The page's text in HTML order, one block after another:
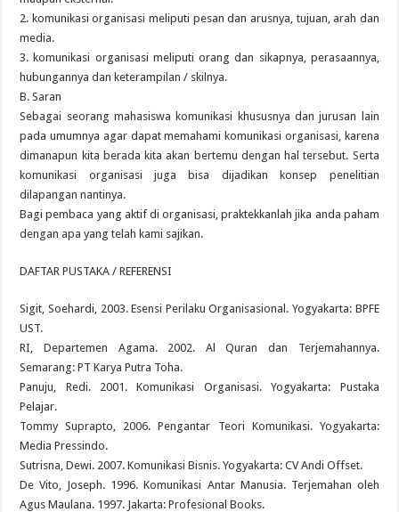
2. komunikasi organisasi meliputi pesan dan arusnya, tujuan, arah dan
media.
3. komunikasi organisasi meliputi orang dan sikapnya, perasaannya,
hubungannya dan keterampilan / skilnya.
B. Saran
Sebagai seorang mahasiswa komunikasi khususnya dan jurusan lain
pada umumnya agar dapat memahami komunikasi organisasi, karena
dimanapun kita berada kita akan bertemu dengan hal tersebut. Serta
komunikasi organisasi juga bisa dijadikan konsep penelitian
dilapangan nantinya.
Bagi pembaca yang aktif di organisasi, praktekkanlah jika anda paham
dengan apa yang telah kami sajikan.
DAFTAR PUSTAKA / REFERENSI
Sigit, Soehardi, 2003. Esensi Perilaku Organisasional. Yogyakarta: BPFE
UST.
RI, Departemen Agama. 2002. Al Quran dan Terjemahannya.
Semarang: PT Karya Putra Toha.
Panuju, Redi. 2001. Komunikasi Organisasi. Yogyakarta: Pustaka
Pelajar.
Tommy Suprapto, 2006. Pengantar Teori Komunikasi. Yogyakarta:
Media Pressindo.
Sutrisna, Dewi. 2007. Komunikasi Bisnis. Yogyakarta: CV Andi Offset.
De Vito, Joseph. 1996. Komunikasi Antar Manusia. Terjemahan oleh
Agus Maulana. 1997. Jakarta: Profesional Books.